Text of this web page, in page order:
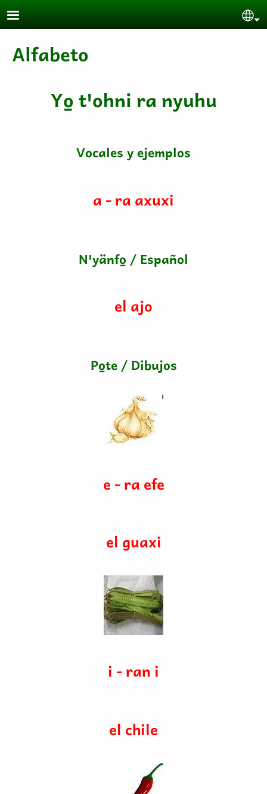
Pasar al contenido principal
Alfabeto
Yo̱ tꞌohni ra nyuhu
Vocales y ejemplos
a - ra axuxi
Nꞌyänfo̱ / Español
el ajo
Po̱te / Dibujos
e - ra efe
el guaxi
i - ran i
el chile